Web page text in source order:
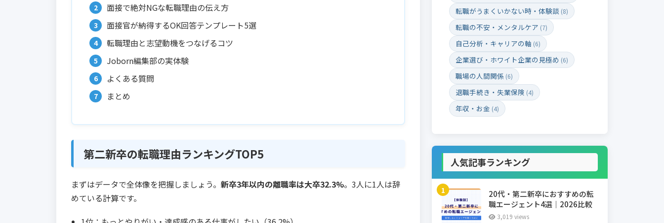
面接で絶対NGな転職理由の伝え方
面接官が納得するOK回答テンプレート5選
転職理由と志望動機をつなげるコツ
Joborn編集部の実体験
よくある質問
まとめ
第二新卒の転職理由ランキングTOP5
まずはデータで全体像を把握しましょう。 新卒3年以内の離職率は大卒32.3%。3人に1人は辞
めている計算です。
転職がうまくいかない時・体験談 (8)
転職の不安・メンタルケア (7)
自己分析・キャリアの軸 (6)
企業選び・ホワイト企業の見極め (6)
職場の人間関係 (6)
退職手続き・失業保険 (4)
年収・お金 (4)
人気記事ランキング
20代・第二新卒におすすめの転
職エージェント4選｜2026比較
3,019 views